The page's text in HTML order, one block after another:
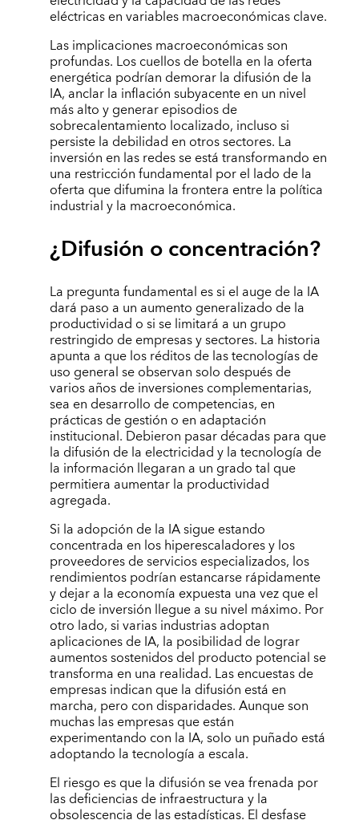
eléctricas en variables macroeconómicas clave.
Las implicaciones macroeconómicas son
profundas. Los cuellos de botella en la oferta
energética podrían demorar la difusión de la
IA, anclar la inflación subyacente en un nivel
más alto y generar episodios de
sobrecalentamiento localizado, incluso si
persiste la debilidad en otros sectores. La
inversión en las redes se está transformando en
una restricción fundamental por el lado de la
oferta que difumina la frontera entre la política
industrial y la macroeconómica.
¿Difusión o concentración?
La pregunta fundamental es si el auge de la IA
dará paso a un aumento generalizado de la
productividad o si se limitará a un grupo
restringido de empresas y sectores. La historia
apunta a que los réditos de las tecnologías de
uso general se observan solo después de
varios años de inversiones complementarias,
sea en desarrollo de competencias, en
prácticas de gestión o en adaptación
institucional. Debieron pasar décadas para que
la difusión de la electricidad y la tecnología de
la información llegaran a un grado tal que
permitiera aumentar la productividad
agregada.
Si la adopción de la IA sigue estando
concentrada en los hiperescaladores y los
proveedores de servicios especializados, los
rendimientos podrían estancarse rápidamente
y dejar a la economía expuesta una vez que el
ciclo de inversión llegue a su nivel máximo. Por
otro lado, si varias industrias adoptan
aplicaciones de IA, la posibilidad de lograr
aumentos sostenidos del producto potencial se
transforma en una realidad. Las encuestas de
empresas indican que la difusión está en
marcha, pero con disparidades. Aunque son
muchas las empresas que están
experimentando con la IA, solo un puñado está
adoptando la tecnología a escala.
El riesgo es que la difusión se vea frenada por
las deficiencias de infraestructura y la
obsolescencia de las estadísticas. El desfase